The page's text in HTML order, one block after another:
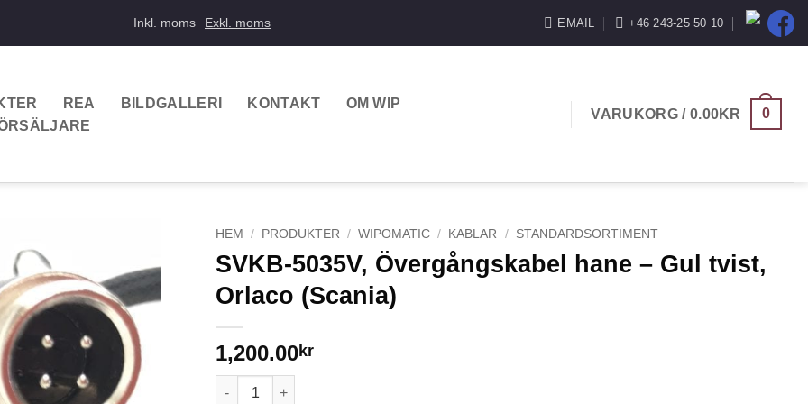
Inkl. moms Exkl. moms EMAIL +46 243-25 50 10
REA BILDGALLERI KONTAKT
OM WIP
VARUKORG / 0.00KR 0
HEM / PRODUKTER / WIPOMATIC / KABLAR / STANDARDSORTIMENT
SVKB-5035V, Övergångskabel hane – Gul tvist,
Orlaco (Scania)
1,200.00kr
SVKB-5035V, Övergångskabel hane - Gul tvist, Orlaco (Scania) mängd